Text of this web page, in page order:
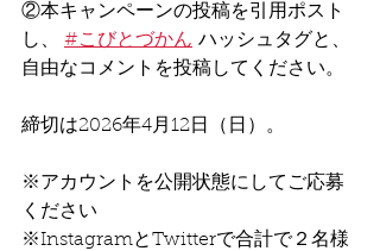
②本キャンペーンの投稿を引用ポスト
し、 #こびとづかん ハッシュタグと、
自由なコメントを投稿してください。
締切は2026年4月12日（日）。
※アカウントを公開状態にしてご応募
ください
※InstagramとTwitterで合計で２名様